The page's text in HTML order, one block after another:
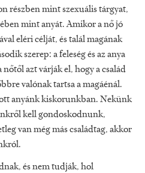
részben mint szexuális tárgyat,
mint anyát. Amikor a nő jó
eléri célját, és talál magának
szerep: a feleség és az anya
nőtől azt várják el, hogy a család
valónak tartsa a magáénál.
anyánk kiskorunkban. Nekünk
kell gondoskodnunk,
van még más családtag, akkor
és nem tudják, hol